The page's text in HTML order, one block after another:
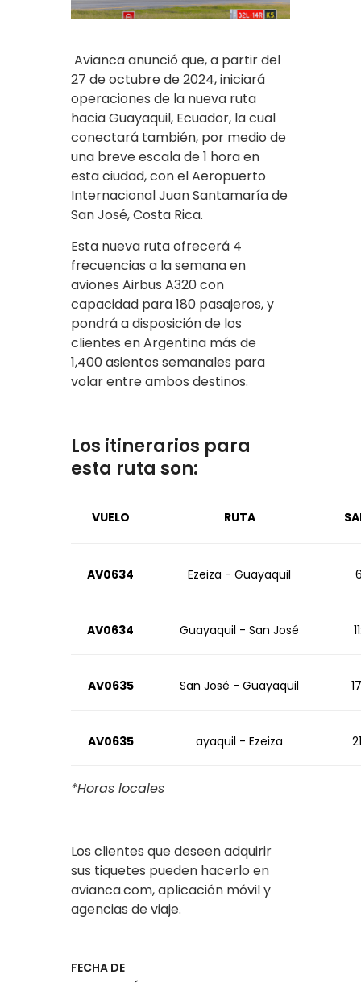
Avianca anunció que, a partir del
27 de octubre de 2024, iniciará
operaciones de la nueva ruta
hacia Guayaquil, Ecuador, la cual
conectará también, por medio de
una breve escala de 1 hora en
esta ciudad, con el Aeropuerto
Internacional Juan Santamaría de
San José, Costa Rica.
Esta nueva ruta ofrecerá 4
frecuencias a la semana en
aviones Airbus A320 con
capacidad para 180 pasajeros, y
pondrá a disposición de los
clientes en Argentina más de
1,400 asientos semanales para
volar entre ambos destinos.
Los itinerarios para
esta ruta son:
VUELO RUTA
AV0634 Ezeiza - Guayaquil
AV0634 Guayaquil - San José
AV0635 San José - Guayaquil
AV0635 ayaquil - Ezeiza
*Horas locales
Los clientes que deseen adquirir
sus tiquetes pueden hacerlo en
avianca.com, aplicación móvil y
agencias de viaje.
FECHA DE